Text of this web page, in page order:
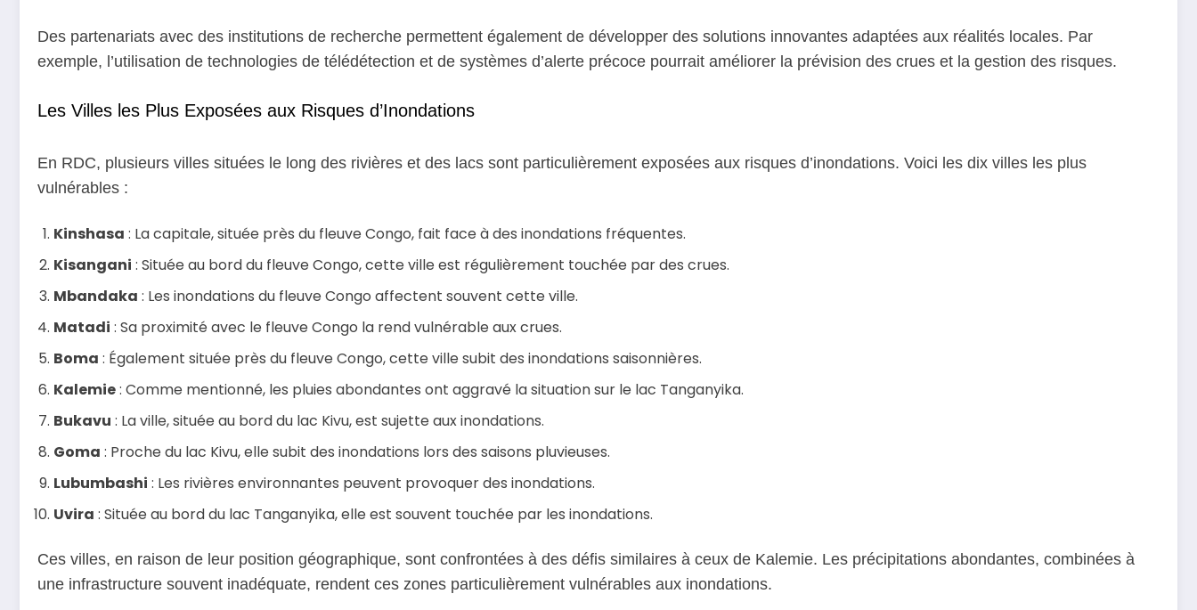
Des partenariats avec des institutions de recherche permettent également de développer des solutions innovantes adaptées aux réalités locales. Par
exemple, l’utilisation de technologies de télédétection et de systèmes d’alerte précoce pourrait améliorer la prévision des crues et la gestion des risques.
Les Villes les Plus Exposées aux Risques d’Inondations
En RDC, plusieurs villes situées le long des rivières et des lacs sont particulièrement exposées aux risques d’inondations. Voici les dix villes les plus
vulnérables :
Kinshasa : La capitale, située près du fleuve Congo, fait face à des inondations fréquentes.
Kisangani : Située au bord du fleuve Congo, cette ville est régulièrement touchée par des crues.
Mbandaka : Les inondations du fleuve Congo affectent souvent cette ville.
Matadi : Sa proximité avec le fleuve Congo la rend vulnérable aux crues.
Boma : Également située près du fleuve Congo, cette ville subit des inondations saisonnières.
Kalemie: Comme mentionné, les pluies abondantes ont aggravé la situation sur le lac Tanganyika.
Bukavu : La ville, située au bord du lac Kivu, est sujette aux inondations.
Goma : Proche du lac Kivu, elle subit des inondations lors des saisons pluvieuses.
Lubumbashi : Les rivières environnantes peuvent provoquer des inondations.
Uvira : Située au bord du lac Tanganyika, elle est souvent touchée par les inondations.
Ces villes, en raison de leur position géographique, sont confrontées à des défis similaires à ceux de Kalemie. Les précipitations abondantes, combinées à
une infrastructure souvent inadéquate, rendent ces zones particulièrement vulnérables aux inondations.